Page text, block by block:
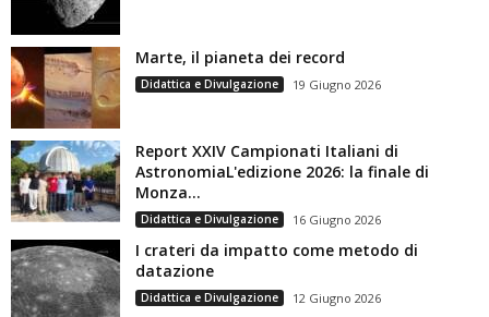
Marte, il pianeta dei record
Didattica e Divulgazione 19 Giugno 2026
Report XXIV Campionati Italiani di
AstronomiaL'edizione 2026: la finale di
Monza...
Didattica e Divulgazione 16 Giugno 2026
I crateri da impatto come metodo di
datazione
Didattica e Divulgazione 12 Giugno 2026